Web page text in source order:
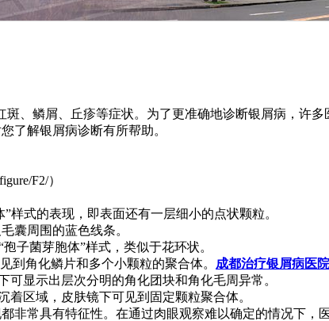
斑、鳞屑、丘疹等症状。为了更准确地诊断银屑病，许
了解银屑病诊断有所帮助。
F2/）
样式的表现，即表面还有一层细小的点状颗粒。
囊周围的蓝色线条。
子菌芽胞体”样式，类似于花环状。
到角化鳞片和多个小颗粒的聚合体。 成都治疗银屑病医院
可显示出层次分明的角化团块和角化毛周异常。
着区域，皮肤镜下可见到固定颗粒聚合体。
非常具有特征性。在通过肉眼观察难以确定的情况下